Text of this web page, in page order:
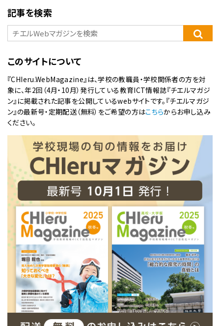
記事を検索
このサイトについて
『CHIeru.WebMagazine』は、学校の教職員・学校関係者の方を対
象に、年2回（4月・10月）発行している教育ICT情報誌『チエルマガジ
ン』に掲載された記事を公開しているwebサイトです。『チエルマガジ
ン』の最新号・定期配送（無料）をご希望の方はこちらからお申し込み
ください。